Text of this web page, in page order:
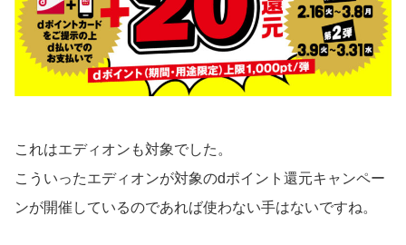
これはエディオンも対象でした。
こういったエディオンが対象のdポイント還元キャンペー
ンが開催しているのであれば使わない手はないですね。